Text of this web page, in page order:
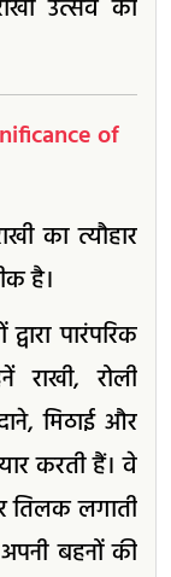
उत्सव का
of
का त्यौहार
है।
पारंपरिक
रोली
मिठाई और
करती हैं। वे
तिलक लगाती
बहनों की